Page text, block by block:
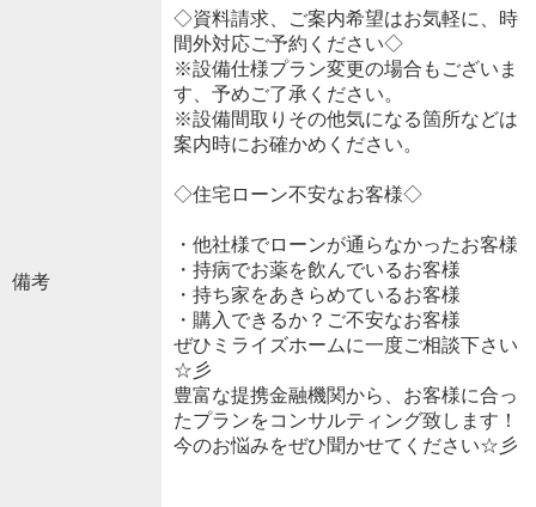
備考
◇資料請求、ご案内希望はお気軽に、時
間外対応ご予約ください◇
※設備仕様プラン変更の場合もございま
す、予めご了承ください。
※設備間取りその他気になる箇所などは
案内時にお確かめください。
◇住宅ローン不安なお客様◇
・他社様でローンが通らなかったお客様
・持病でお薬を飲んでいるお客様
・持ち家をあきらめているお客様
・購入できるか？ご不安なお客様
ぜひミライズホームに一度ご相談下さい
☆彡
豊富な提携金融機関から、お客様に合っ
たプランをコンサルティング致します！
今のお悩みをぜひ聞かせてください☆彡